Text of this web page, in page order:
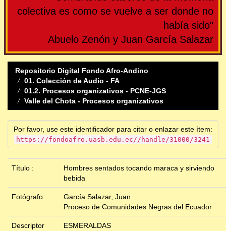
colectiva es como se vuelve a ser donde no
había sido"
Abuelo Zenón y Juan García Salazar
Repositorio Digital Fondo Afro-Andino
01. Colección de Audio - FA
01.2. Procesos organizativos - PCNE-JGS
Valle del Chota - Procesos organizativos
Por favor, use este identificador para citar o enlazar este ítem:
https://fondoafro.uasb.edu.ec//handle/31000/3241
Título :
Hombres sentados tocando maraca y sirviendo
bebida
Fotógrafo:
García Salazar, Juan
Proceso de Comunidades Negras del Ecuador
Descriptor
ESMERALDAS